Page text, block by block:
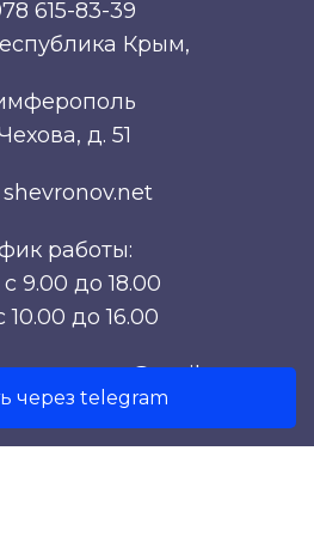
615-83-39
Крым,
д. 51
работы:
9.00 до 18.00
10.00 до 16.00
через telegram